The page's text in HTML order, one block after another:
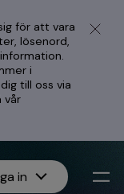
för att vara
lösenord,
i
till oss via
vår
in